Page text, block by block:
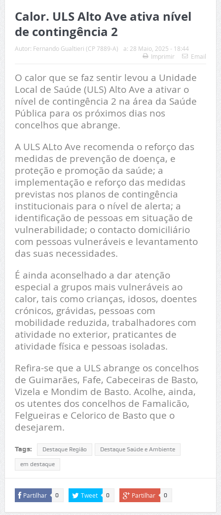
Calor. ULS Alto Ave ativa nível
de contingência 2
Autor: Fernando Gualtieri (CP 7889-A) a: 28 Maio, 2025 - 18:44
Imprimir
Email
O calor que se faz sentir levou a Unidade
Local de Saúde (ULS) Alto Ave a ativar o
nível de contingência 2 na área da Saúde
Pública para os próximos dias nos
concelhos que abrange.
A ULS ALto Ave recomenda o reforço das
medidas de prevenção de doença, e
proteção e promoção da saúde​; a
implementação e reforço das medidas
previstas nos planos de contingência
institucionais para o nível de alerta; a
identificação de pessoas em situação de
vulnerabilidade​; o contacto domiciliário
com pessoas vulneráveis e levantamento
das suas necessidades.
É ainda aconselhado a dar atenção
especial a grupos mais vulneráveis ao
calor, tais como crianças, idosos, doentes
crónicos, grávidas, pessoas com
mobilidade reduzida, trabalhadores com
atividade no exterior, praticantes de
atividade física e pessoas isoladas.
Refira-se que a ULS abrange os concelhos
de Guimarães, Fafe, Cabeceiras de Basto,
Vizela e Mondim de Basto. Acolhe, ainda,
os utentes dos concelhos de Famalicão,
Felgueiras e Celorico de Basto que o
desejarem.
Tags: Destaque Região Destaque Saúde e Ambiente
em destaque
Partilhar 0 Tweet 0 Partilhar 0